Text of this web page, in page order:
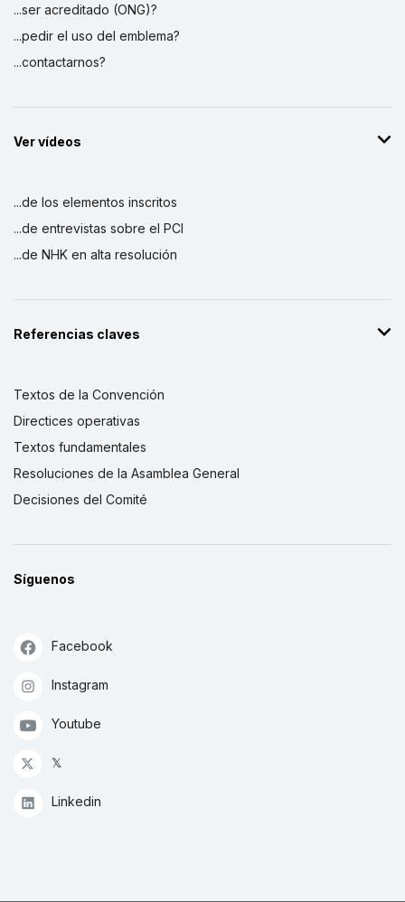
...ser acreditado (ONG)?
...pedir el uso del emblema?
...contactarnos?
Ver vídeos
...de los elementos inscritos
...de entrevistas sobre el PCI
...de NHK en alta resolución
Referencias claves
Textos de la Convención
Directices operativas
Textos fundamentales
Resoluciones de la Asamblea General
Decisiones del Comité
Síguenos
Facebook
Instagram
Youtube
𝕏
Linkedin